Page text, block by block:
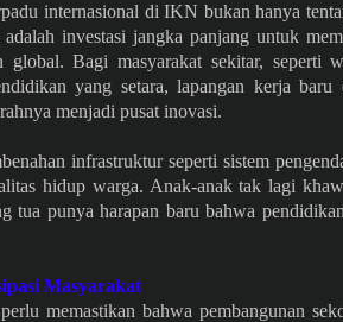
internasional di IKN bukan hanya
investasi jangka panjang untuk
global. Bagi masyarakat sekitar, seperti
yang setara, lapangan kerja
menjadi pusat inovasi.
infrastruktur seperti sistem
hidup warga. Anak-anak tak lagi
tua punya harapan baru bahwa
Masyarakat
memastikan bahwa pembangunan